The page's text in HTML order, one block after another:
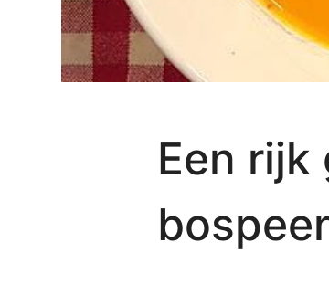
Een